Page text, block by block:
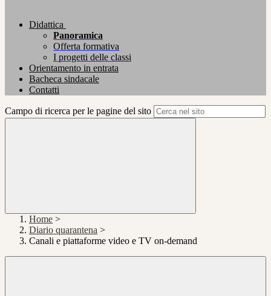
Didattica
Panoramica
Offerta formativa
I progetti delle classi
Orientamento in entrata
Bacheca sindacale
Contatti
Campo di ricerca per le pagine del sito
Home >
Diario quarantena >
Canali e piattaforme video e TV on-demand